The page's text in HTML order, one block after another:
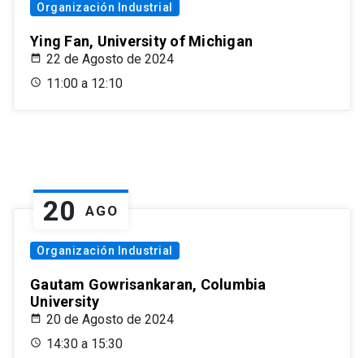
Organización Industrial
Ying Fan, University of Michigan
22 de Agosto de 2024
11:00 a 12:10
20 AGO
Organización Industrial
Gautam Gowrisankaran, Columbia
University
20 de Agosto de 2024
14:30 a 15:30